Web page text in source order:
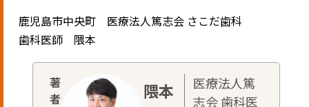
鹿児島市中央町 医療法人篤志会 さこだ歯科
歯科医師 隈本
隈本
医療法人篤
志会 歯科医